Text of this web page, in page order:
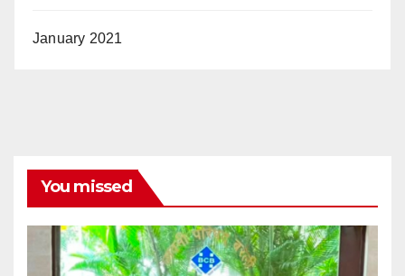
January 2021
You missed